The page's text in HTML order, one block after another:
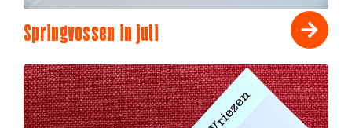
Springvossen in juli